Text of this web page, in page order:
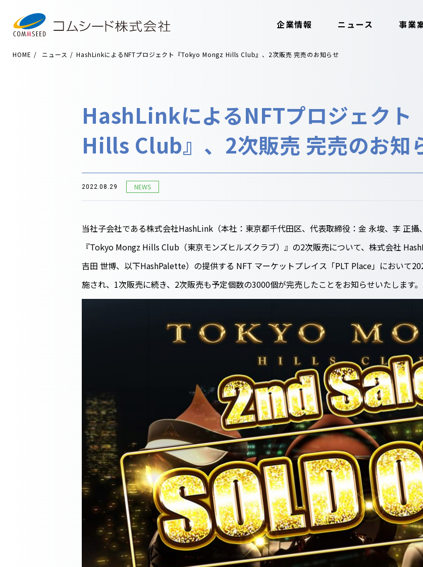
企業情報 ニュース 事業
HOME ニュース HashLinkによるNFTプロジェクト『Tokyo Mongz Hills Club』、2次販売 完売のお知らせ
HashLinkによるNFTプロジェク
Hills Club』、2次販売 完売のお知
2022.08.29 NEWS
当社子会社である株式会社HashLink（本社：東京都千代田区、代表取締役：金 永埈、李 正
『Tokyo Mongz Hills Club（東京モンズヒルズクラブ）』の2次販売について、株式会社
吉田 世博、以下HashPalette）の提供する NFT マーケットプレイス「PLT Place」において
施され、1次販売に続き、2次販売も予定個数の3000個が完売したことをお知らせいたします。